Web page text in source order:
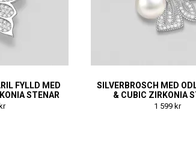
FYLLD MED
STENAR
SILVERBROSCH MED
& CUBIC ZIRKONIA
1 599 kr